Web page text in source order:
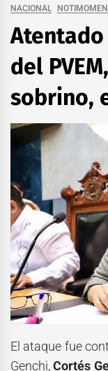
NACIONAL
del
sobrino,
El ataque fue
Genchi,Cortés